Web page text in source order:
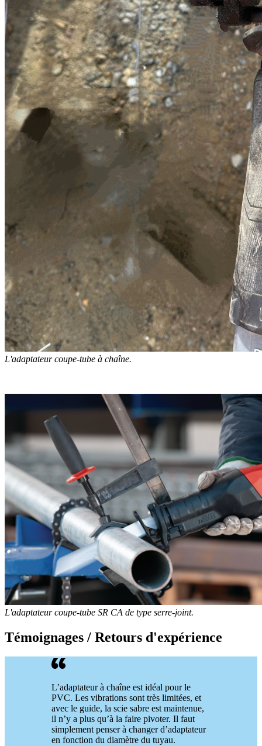
L'adaptateur coupe-tube à chaîne.
L'adaptateur coupe-tube SR CA de type serre-joint.
Témoignages / Retours d'expérience
L’adaptateur à chaîne est idéal pour le
PVC. Les vibrations sont très limitées, et
avec le guide, la scie sabre est maintenue,
il n’y a plus qu’à la faire pivoter. Il faut
simplement penser à changer d’adaptateur
en fonction du diamètre du tuyau.